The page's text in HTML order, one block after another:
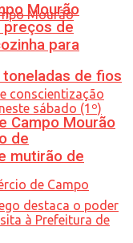
de fios
Campo Mourão
Mourão
preços de
para
de
mutirão de